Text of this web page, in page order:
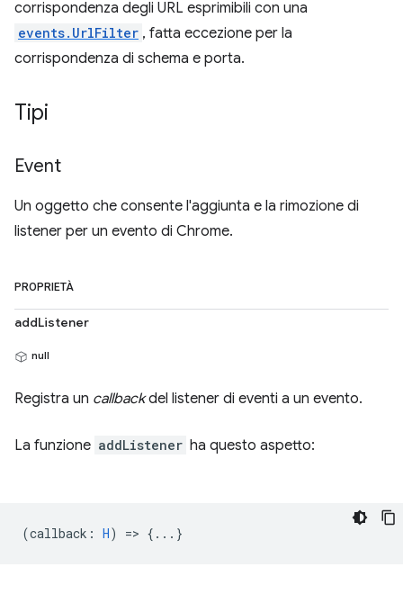
corrispondenza degli URL esprimibili con una
events.UrlFilter , fatta eccezione per la
corrispondenza di schema e porta.
Tipi
Event
Un oggetto che consente l'aggiunta e la rimozione di
listener per un evento di Chrome.
PROPRIETÀ
addListener
null
Registra un callbackdel listener di eventi a un evento.
La funzione addListener ha questo aspetto:
(callback : H) => {...}